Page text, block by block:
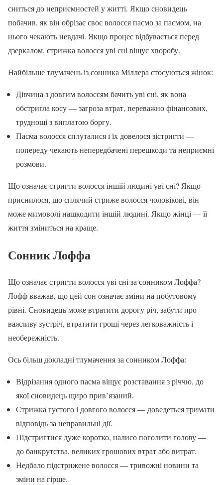
сниться до неприємностей у житті. Якщо сновидець
побачив, як він обрізає своє волосся пасмо за пасмом, на
нього чекають невдачі. Якщо процес відбувається перед
дзеркалом, стрижка волосся уві сні віщує хворобу.
Найбільше тлумачень із сонника Міллера стосуються жінок:
Дівчина з довгим волоссям бачить уві сні, як вона
обстригла косу — загроза втрат, переважно фінансових,
труднощі з виплатою боргу.
Пасма волосся сплуталися і їх довелося зістригти —
попереду чекають непередбачені перешкоди та неприємні
розмови.
Що означає стригти волосся іншій людині уві сні? Якщо
приснилося, що сплячий стриже волосся чоловікові, він
може мимоволі нашкодити іншій людині. Якщо жінці — її
життя зміниться на краще.
Сонник Лоффа
Що означає стригти волосся уві сні за сонником Лоффа?
Лофф вважав, що цей сон означає зміни на побутовому
рівні. Сновидець може втратити дорогу річ, забути про
важливу зустріч, втратити гроші через легковажність і
необережність.
Ось більш докладні тлумачення за сонником Лоффа:
Відрізання одного пасма віщує розставання з річчю, до
якої сновидець щиро прив’язаний.
Стрижка густого і довгого волосся — доведеться тримати
відповідь за неправильні дії.
Підстригтися дуже коротко, налисо поголити голову —
до банкрутства, великих грошових втрат або витрат.
Недбало підстрижене волосся — тривожні новини та
зміни на гірше.